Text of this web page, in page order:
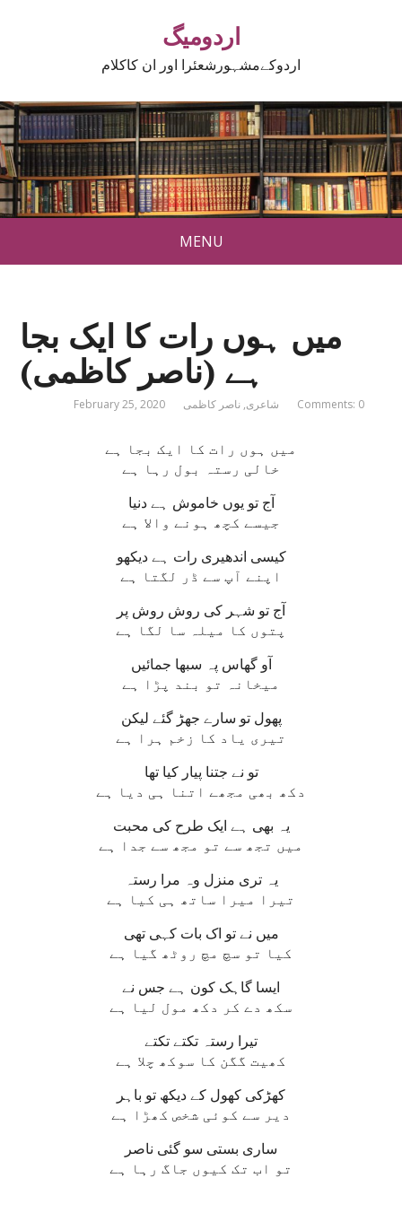
اردومیگ
اردوکےمشہورشعئرا اور ان کاکلام
MENU
میں ہوں رات کا ایک بجا
ہے (ناصر کاظمی)
February 25, 2020 شاعری,ناصر کاظمی Comments: 0
میں ہوں رات کا ایک بجا ہے
خالی رستہ بول رہا ہے
آج تو یوں خاموش ہے دنیا
جیسے کچھ ہونے والا ہے
کیسی اندھیری رات ہے دیکھو
اپنے آپ سے ڈر لگتا ہے
آج تو شہر کی روش روش پر
پتوں کا میلہ سا لگا ہے
آو گھاس پہ سبھا جمائیں
میخانہ تو بند پڑا ہے
پھول تو سارے جھڑ گئے لیکن
تیری یاد کا زخم ہرا ہے
تو نے جتنا پیار کیا تھا
دکھ بھی مجھے اتنا ہی دیا ہے
یہ بھی ہے ایک طرح کی محبت
میں تجھ سے تو مجھ سے جدا ہے
یہ تری منزل وہ مرا رستہ
تیرا میرا ساتھ ہی کیا ہے
میں نے تو اک بات کہی تھی
کیا تو سچ مچ روٹھ گیا ہے
ایسا گاہک کون ہے جس نے
سکھ دے کر دکھ مول لیا ہے
تیرا رستہ تکتے تکتے
کھیت گگن کا سوکھ چلا ہے
کھڑکی کھول کے دیکھ تو باہر
دیر سے کوئی شخص کھڑا ہے
ساری بستی سو گئی ناصر
تو اب تک کیوں جاگ رہا ہے